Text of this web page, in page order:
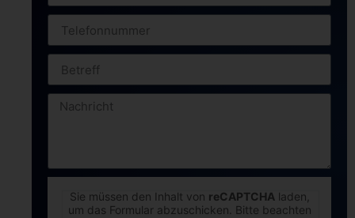
Sie müssen den Inhalt von reCAPTCHA laden,
um das Formular abzuschicken. Bitte beachten